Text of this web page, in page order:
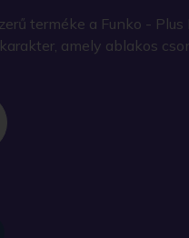
terméke a Funko -
amely ablakos